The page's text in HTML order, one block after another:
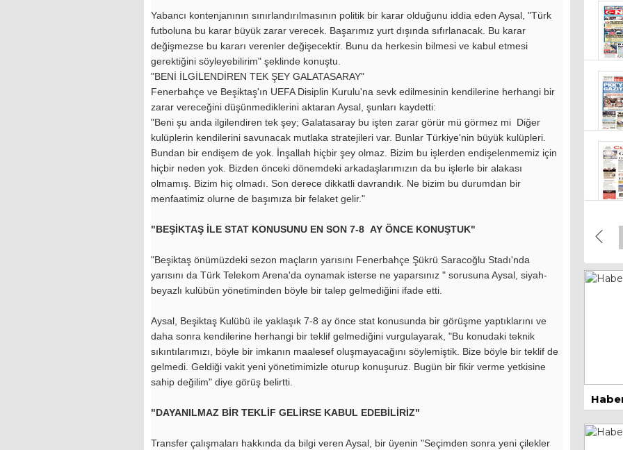
Yabancı kontenjanının sınırlandırılmasının politik bir karar olduğunu iddia eden Aysal, "Türk
futboluna bu karar büyük zarar verecek. Başarımız yurt dışında sıfırlanacak. Bu karar
değişmezse bu kararı verenler değişecektir. Bunu da herkesin bilmesi ve kabul etmesi
gerektiğini söyleyebilirim" şeklinde konuştu.
"BENİ İLGİLENDİREN TEK ŞEY GALATASARAY"
Fenerbahçe ve Beşiktaş'ın UEFA Disiplin Kurulu'na sevk edilmesinin kendilerine herhangi bir
zarar vereceğini düşünmediklerini aktaran Aysal, şunları kaydetti:
"Beni şu anda ilgilendiren tek şey; Galatasaray bu işten zarar görür mü görmez mi Diğer
kulüplerin kendilerini savunacak mutlaka stratejileri var. Bunlar Türkiye'nin büyük kulüpleri.
Bundan bir endişem de yok. İnşallah hiçbir şey olmaz. Bizim bu işlerden endişelenmemiz için
hiçbir neden yok. Bizden önceki dönemdeki arkadaşlarımızın da bu işlerle bir alakası
olmamış. Bizim hiç olmadı. Son derece dikkatli davrandık. Ne bizim bu durumdan bir
menfaatimiz olurne de başımıza bir felaket gelir."
"BEŞİKTAŞ İLE STAT KONUSUNU EN SON 7-8 AY ÖNCE KONUŞTUK"
"Beşiktaş önümüzdeki sezon maçların yarısını Fenerbahçe Şükrü Saracoğlu Stadı'nda
yarısını da Türk Telekom Arena'da oynamak isterse ne yaparsınız " sorusuna Aysal, siyah-
beyazlı kulübün yönetiminden böyle bir talep gelmediğini ifade etti.
Aysal, Beşiktaş Kulübü ile yaklaşık 7-8 ay önce stat konusunda bir görüşme yaptıklarını ve
daha sonra kendilerine herhangi bir teklif gelmediğini vurgulayarak, "Bu konudaki teknik
sıkıntılarımızı, böyle bir imkanın maalesef oluşmayacağını söylemiştik. Bize böyle bir teklif de
gelmedi. Geldiği vakit yeni yönetimimizle oturup konuşuruz. Bugün bir fikir verme yetkisine
sahip değilim" diye görüş belirtti.
"DAYANILMAZ BİR TEKLİF GELİRSE KABUL EDEBİLİRİZ"
Transfer çalışmaları hakkında da bilgi veren Aysal, bir üyenin "Seçimden sonra yeni çilekler
21
21
19